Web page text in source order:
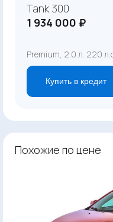
Tank 300
1 934 000 ₽
Premium, 2.0 л. 220
Купить в кредит
Похожие по цене